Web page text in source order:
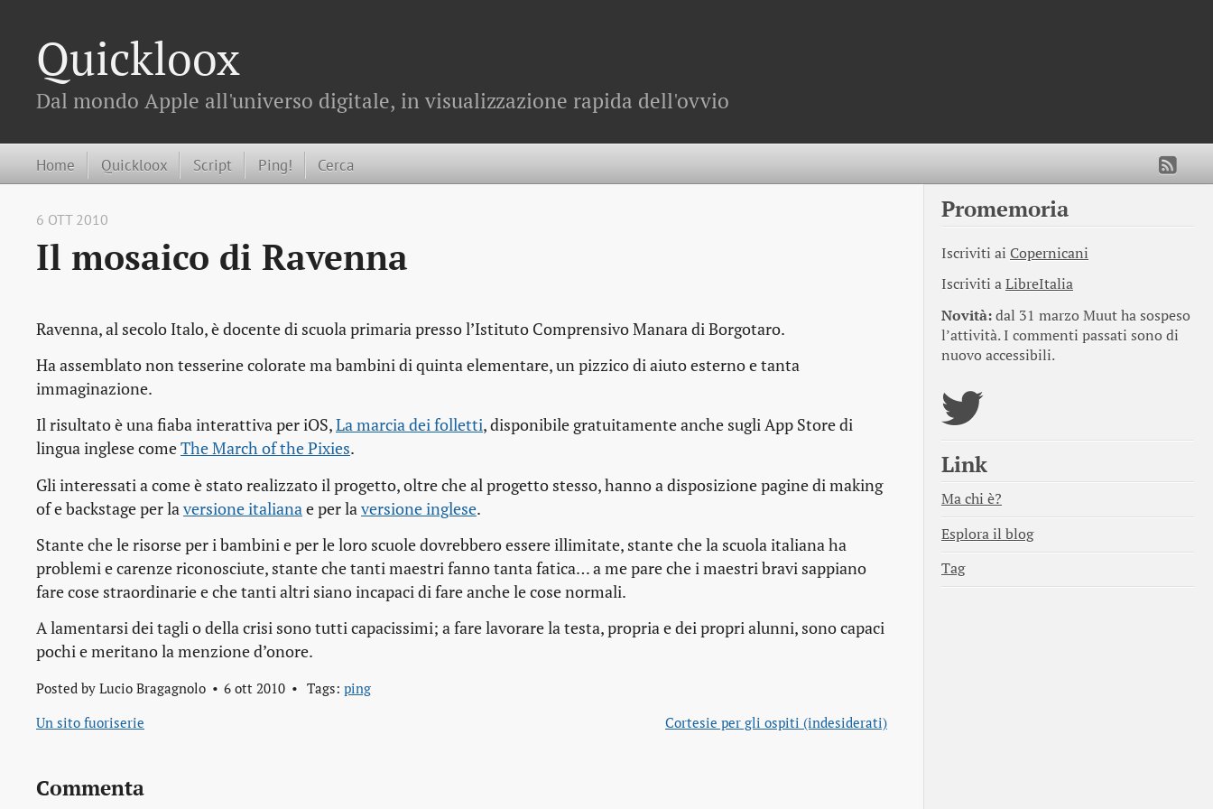
Quickloox
Dal mondo Apple all'universo digitale, in visualizzazione rapida dell'ovvio
Home Quickloox Script Ping! Cerca
6 OTT 2010
Il mosaico di Ravenna
Ravenna, al secolo Italo, è docente di scuola primaria presso l’Istituto Comprensivo Manara di Borgotaro.
Ha assemblato non tesserine colorate ma bambini di quinta elementare, un pizzico di aiuto esterno e tanta
immaginazione.
Il risultato è una fiaba interattiva per iOS,La marcia dei folletti, disponibile gratuitamente anche sugli App Store di
lingua inglese comeThe March of the Pixies.
Gli interessati a come è stato realizzato il progetto, oltre che al progetto stesso, hanno a disposizione pagine di making
ofebackstageper la versione italiana e per la versione inglese.
Stante che le risorse per i bambini e per le loro scuole dovrebbero essere illimitate, stante che la scuola italiana ha
problemi e carenze riconosciute, stante che tanti maestri fanno tanta fatica… a me pare che i maestri bravi sappiano
fare cose straordinarie e che tanti altri siano incapaci di fare anche le cose normali.
A lamentarsi dei tagli o della crisi sono tutti capacissimi; a fare lavorare la testa, propria e dei propri alunni, sono capaci
pochi e meritano la menzione d’onore.
Posted by Lucio Bragagnolo 6 ott 2010 Tags: ping
Un sito fuoriserie
Cortesie per gli ospiti (indesiderati)
Commenta
Promemoria
Iscriviti ai Copernicani
Iscriviti aLibreItalia
Novità:dal 31 marzo Muut ha sospeso
l’attività. I commenti passati sono di
nuovo accessibili.
Link
Ma chi è?
Esplora il blog
Tag